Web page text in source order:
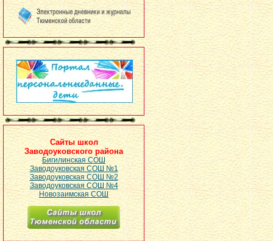
Сайты школ
Заводоуковского района
Бигилинская СОШ
Заводоуковская СОШ №1
Заводоуковская СОШ №2
Заводоуковская СОШ №4
Новозаимская СОШ